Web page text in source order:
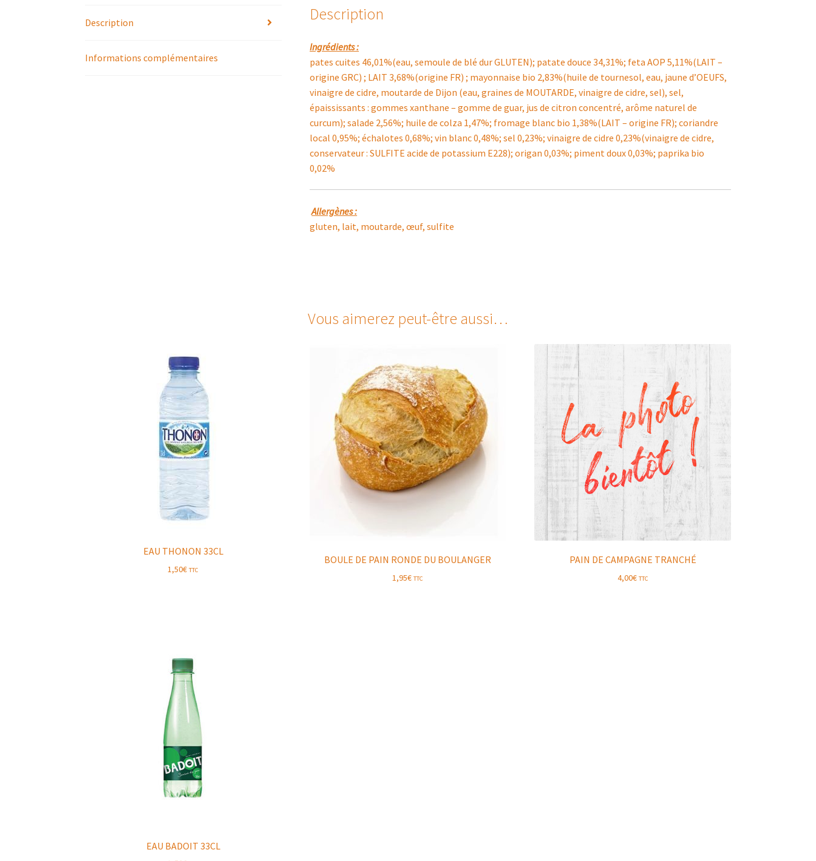
Description
Informations complémentaires
Description
Ingrédients :
pates cuites 46,01%(eau, semoule de blé dur GLUTEN); patate douce 34,31%; feta AOP 5,11%(LAIT –
origine GRC) ; LAIT 3,68%(origine FR) ; mayonnaise bio 2,83%(huile de tournesol, eau, jaune d’OEUFS,
vinaigre de cidre, moutarde de Dijon (eau, graines de MOUTARDE, vinaigre de cidre, sel), sel,
épaississants : gommes xanthane – gomme de guar, jus de citron concentré, arôme naturel de
curcum); salade 2,56%; huile de colza 1,47%; fromage blanc bio 1,38%(LAIT – origine FR); coriandre
local 0,95%; échalotes 0,68%; vin blanc 0,48%; sel 0,23%; vinaigre de cidre 0,23%(vinaigre de cidre,
conservateur : SULFITE acide de potassium E228); origan 0,03%; piment doux 0,03%; paprika bio
0,02%
Allergènes :
gluten, lait, moutarde, œuf, sulfite
Vous aimerez peut-être aussi…
EAU THONON 33CL
1,50€ TTC
BOULE DE PAIN RONDE DU BOULANGER
1,95€ TTC
PAIN DE CAMPAGNE TRANCHÉ
4,00€ TTC
EAU BADOIT 33CL